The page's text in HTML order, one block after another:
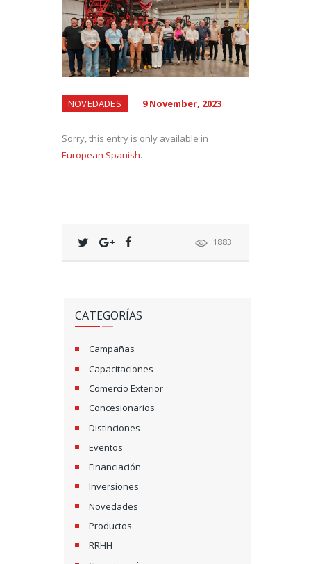
NOVEDADES 9 November, 2023
Sorry, this entry is only available in
European Spanish.
1883
CATEGORÍAS
Campañas
Capacitaciones
Comercio Exterior
Concesionarios
Distinciones
Eventos
Financiación
Inversiones
Novedades
Productos
RRHH